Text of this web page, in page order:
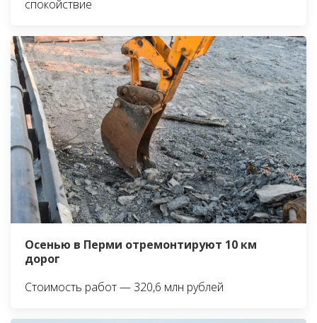
спокойствие
Осенью в Перми отремонтируют 10 км
дорог
Стоимость работ — 320,6 млн рублей